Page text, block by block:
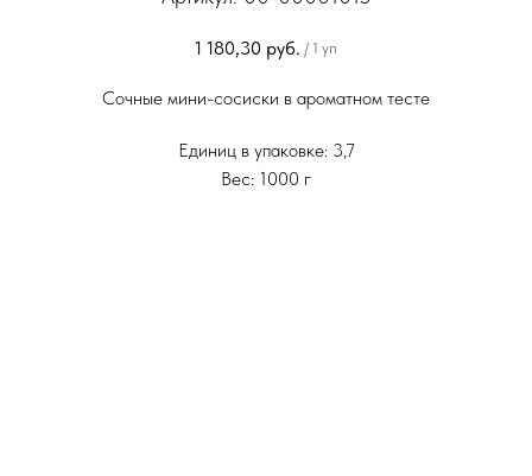
1 180,30 руб. / 1 уп
Сочные мини-сосиски в ароматном тесте
Единиц в упаковке: 3,7
Вес: 1000 г